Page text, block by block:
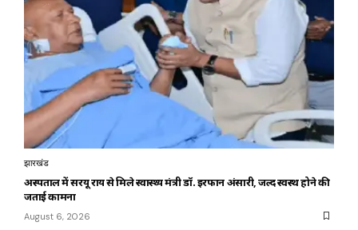
झारखंड
अस्पताल में सरयू राय से मिले स्वास्थ्य मंत्री डॉ. इरफान अंसारी, जल्द स्वस्थ होने की
जताई कामना
August 6, 2026